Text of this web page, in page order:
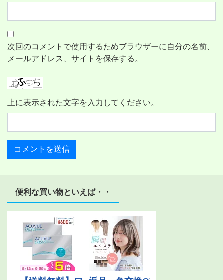
次回のコメントで使用するためブラウザーに自分の名前、
メールアドレス、サイトを保存する。
上に表示された文字を入力してください。
便利な買い物といえば・・